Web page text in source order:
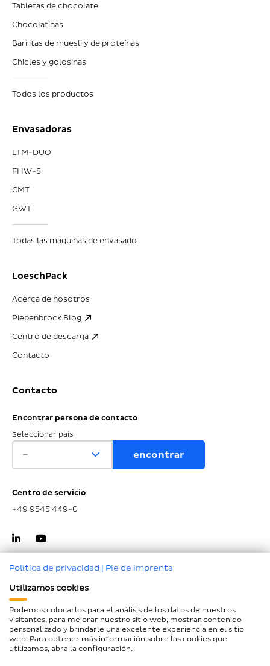
Tabletas de chocolate
Chocolatinas
Barritas de muesli y de proteínas
Chicles y golosinas
Todos los productos
Envasadoras
LTM-DUO
FHW-S
CMT
GWT
Todas las máquinas de envasado
LoeschPack
Acerca de nosotros
Piepenbrock Blog
Centro de descarga
Contacto
Contacto
Encontrar persona de contacto
Seleccionar país
Centro de servicio
+49 9545 449-0
Ir al inicio de la página
Aviso legal
Protección de datos
Política de privacidad | Pie de imprenta
Utilizamos cookies
Podemos colocarlos para el análisis de los datos de nuestros
visitantes, para mejorar nuestro sitio web, mostrar contenido
personalizado y brindarle una excelente experiencia en el sitio
web. Para obtener más información sobre las cookies que
utilizamos, abra la configuración.